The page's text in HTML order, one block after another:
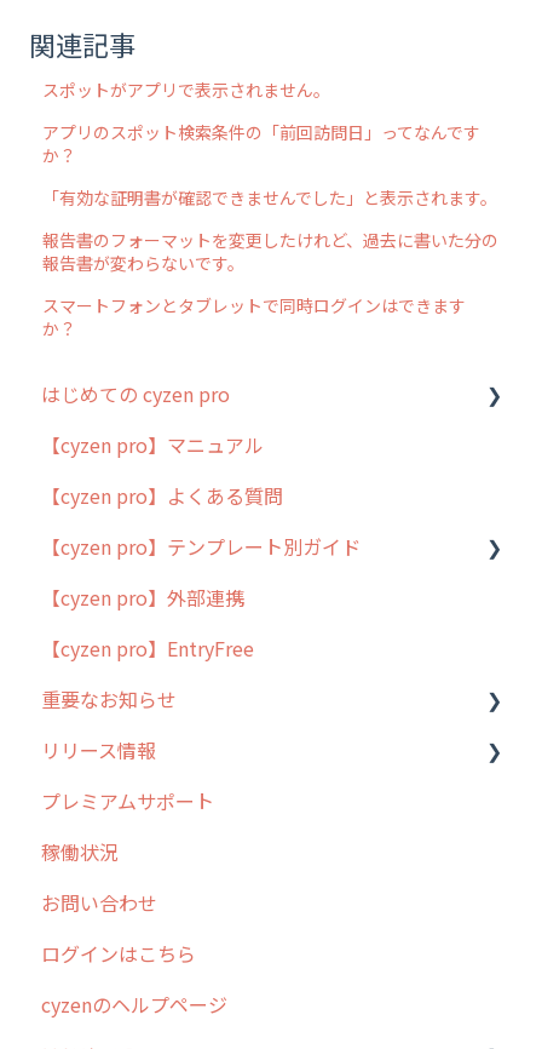
関連記事
スポットがアプリで表示されません。
アプリのスポット検索条件の「前回訪問日」ってなんです
か？
「有効な証明書が確認できませんでした」と表示されます。
報告書のフォーマットを変更したけれど、過去に書いた分の
報告書が変わらないです。
スマートフォンとタブレットで同時ログインはできます
か？
はじめての cyzen pro
cyzen pro とは？
簡易マニュアル
cyzen proの位置情報取得について
用語集
よくある質問
【cyzen pro】マニュアル
【cyzen pro】よくある質問
【cyzen pro】テンプレート別ガイド
ポスティング
ラウンダー
メンテナンス
外廻り営業
清掃
不動産
【cyzen pro】外部連携
【cyzen pro】EntryFree
重要なお知らせ
過去の重要なお知らせ
障害情報
リリース情報
リリース
2026年のリリース情報
2025年のリリース情報
2024年のリリース情報
2023年のリリース情報
プレミアムサポート
稼働状況
お問い合わせ
ログインはこちら
cyzenのヘルプページ